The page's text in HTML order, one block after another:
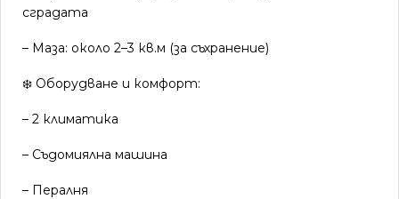
сградата
– Маза: около 2–3 кв.м (за съхранение)
❄️ Оборудване и комфорт:
– 2 климатика
– Съдомиялна машина
– Пералня